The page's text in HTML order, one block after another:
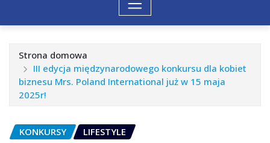
Strona domowa
III edycja międzynarodowego konkursu dla kobiet
biznesu Mrs. Poland International już w 15 maja
2025r!
KONKURSY LIFESTYLE